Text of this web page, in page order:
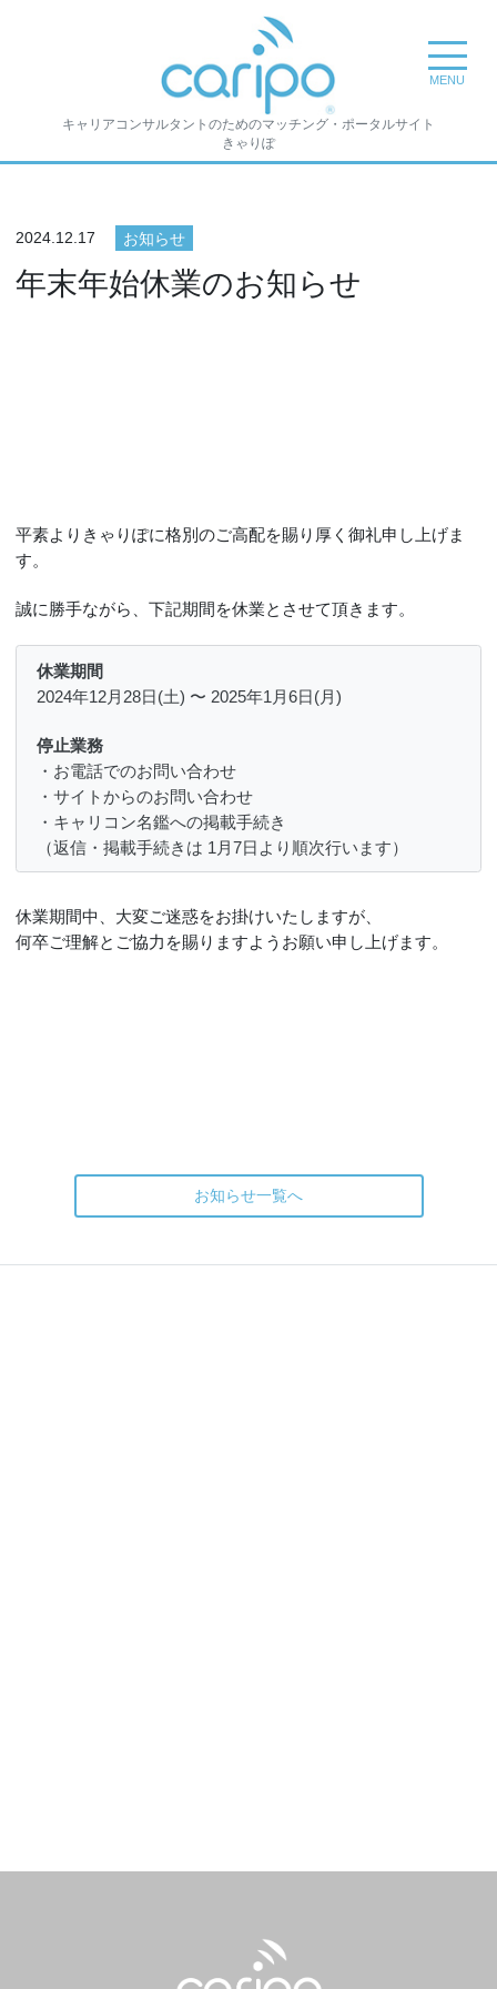
キャリアコンサルタントのためのマッチング・ポータルサイト
きゃりぽ
toggle
MENU
2024.12.17 お知らせ
年末年始休業のお知らせ
平素よりきゃりぽに格別のご高配を賜り厚く御礼申し上げま
す。
誠に勝手ながら、下記期間を休業とさせて頂きます。
休業期間
2024年12月28日(土) 〜 2025年1月6日(月)
停止業務
・お電話でのお問い合わせ
・サイトからのお問い合わせ
・キャリコン名鑑への掲載手続き
（返信・掲載手続きは 1月7日より順次行います）
休業期間中、大変ご迷惑をお掛けいたしますが、
何卒ご理解とご協力を賜りますようお願い申し上げます。
お知らせ一覧へ